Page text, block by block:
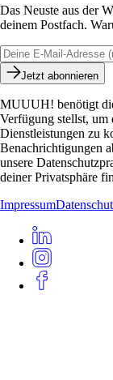
Das Neuste aus der
deinem Postfach.
Jetzt abonnieren
MUUUH! benötigt
Verfügung stellst, um
Dienstleistungen zu
Benachrichtigungen
unsere
deiner Privatsphäre
Impressum